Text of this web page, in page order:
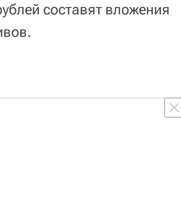
составят вложения